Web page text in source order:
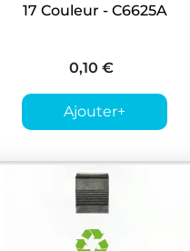
17 Couleur - C6625A
0,10 €
Ajouter+